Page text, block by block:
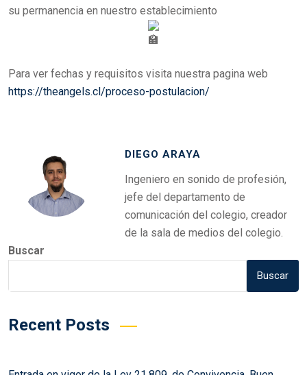
su permanencia en nuestro establecimiento
Para ver fechas y requisitos visita nuestra pagina web
https://theangels.cl/proceso-postulacion/
DIEGO ARAYA
Ingeniero en sonido de profesión,
jefe del departamento de
comunicación del colegio, creador
de la sala de medios del colegio.
Buscar
Buscar
Recent Posts